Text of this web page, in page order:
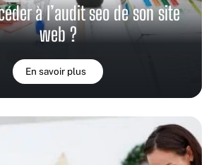
à l’audit seo de son site
web ?
En savoir plus